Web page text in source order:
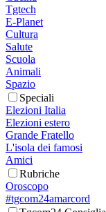
Tgtech
E-Planet
Cultura
Salute
Scuola
Animali
Spazio
Speciali
Elezioni Italia
Elezioni estero
Grande Fratello
L'isola dei famosi
Amici
Rubriche
Oroscopo
#tgcom24amarcord